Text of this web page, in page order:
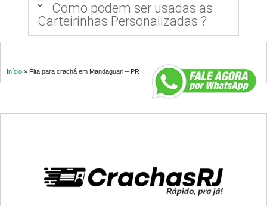
Como podem ser usadas as
Carteirinhas Personalizadas ?
Início » Fita para crachá em Mandaguari – PR